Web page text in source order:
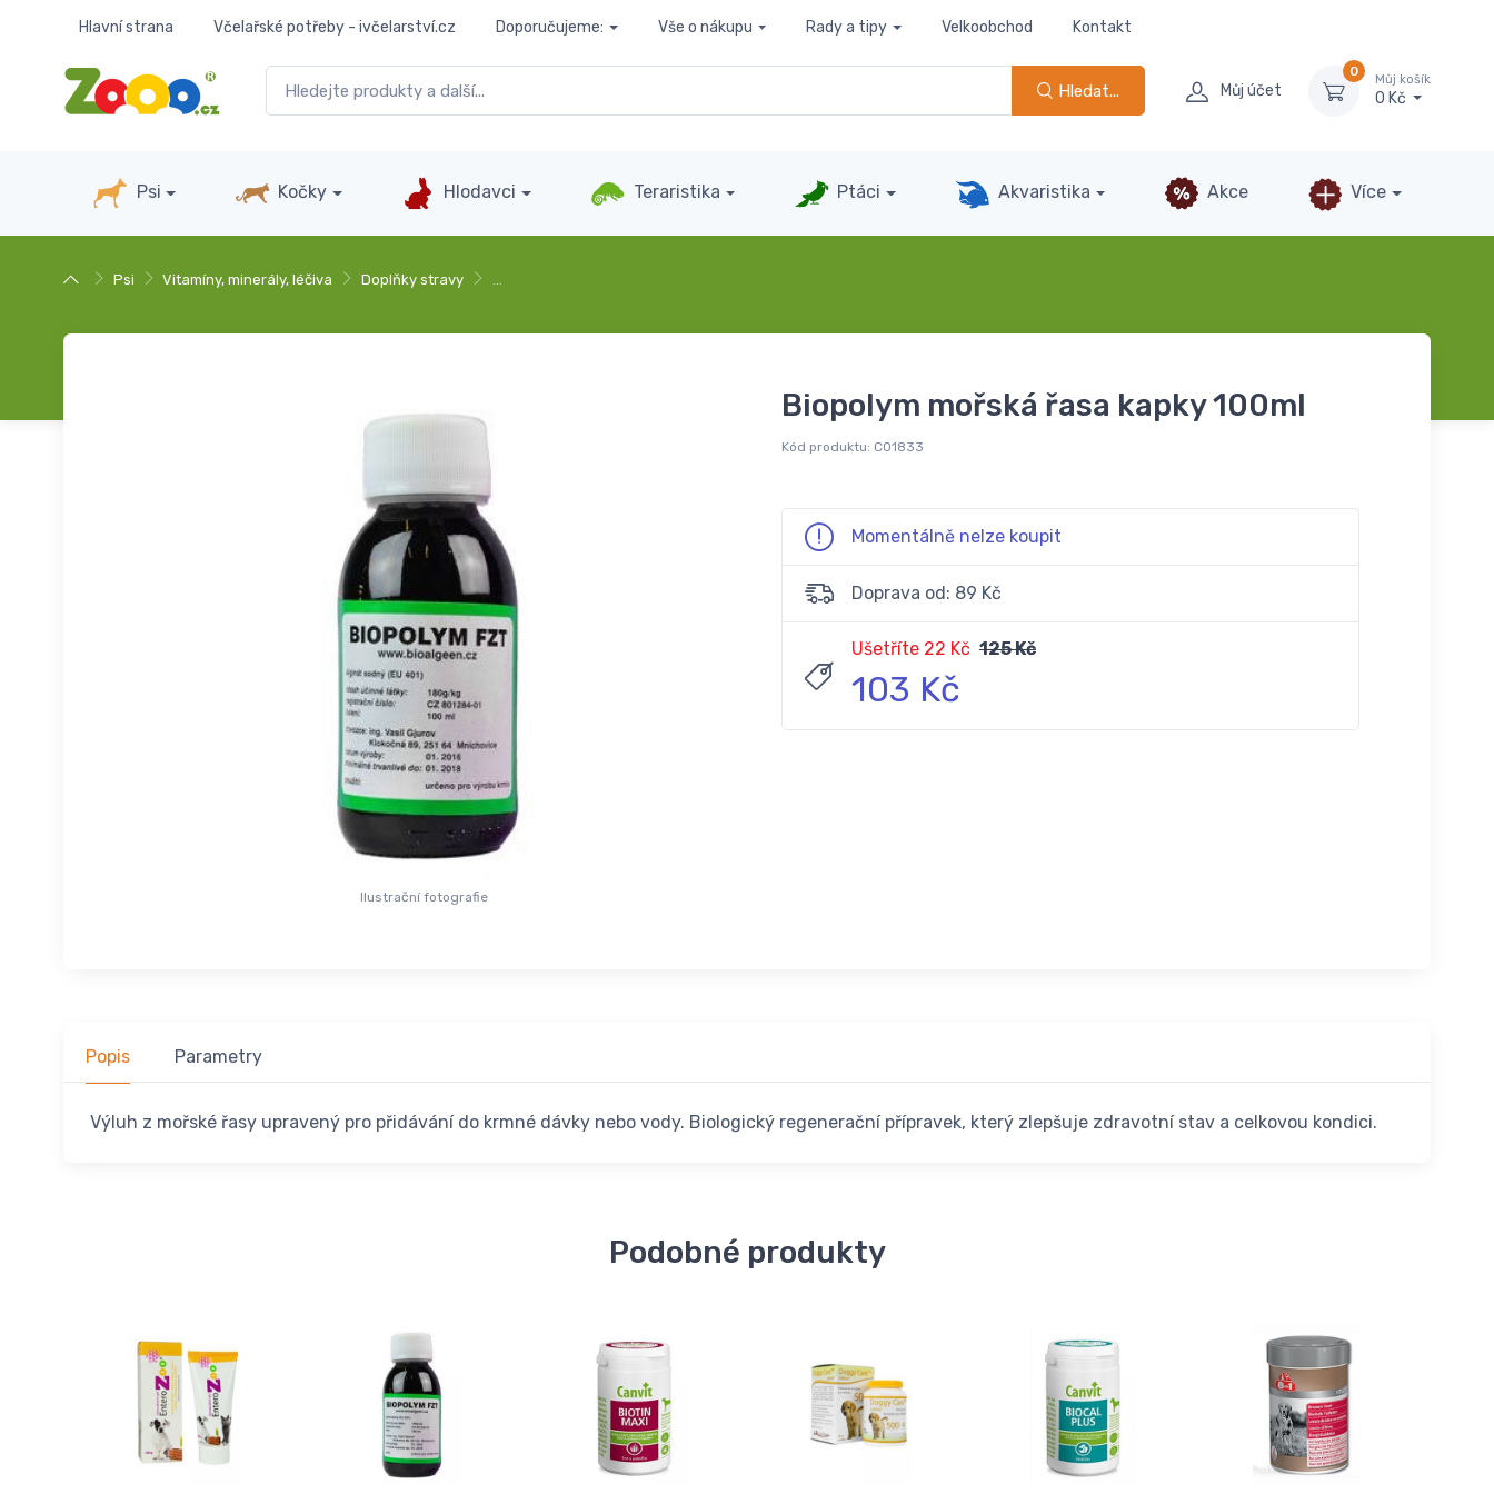
Hlavní strana Včelařské potřeby - ivčelarství.cz Doporučujeme: Vše o nákupu Rady a tipy Velkoobchod Kontakt
Hledat... Můj účet
0
Můj košík
0 Kč
Psi Kočky Hlodavci Teraristika Ptáci Akvaristika Akce Více
Psi Vitamíny, minerály, léčiva Doplňky stravy …
Ilustrační fotografie
Biopolym mořská řasa kapky 100ml
Kód produktu: C01833
Momentálně nelze koupit
Doprava od: 89 Kč
Ušetříte 22 Kč 125 Kč
103 Kč
Popis Parametry
Výluh z mořské řasy upravený pro přidávání do krmné dávky nebo vody. Biologický regenerační přípravek, který zlepšuje zdravotní stav a celkovou kondici.
Podobné produkty